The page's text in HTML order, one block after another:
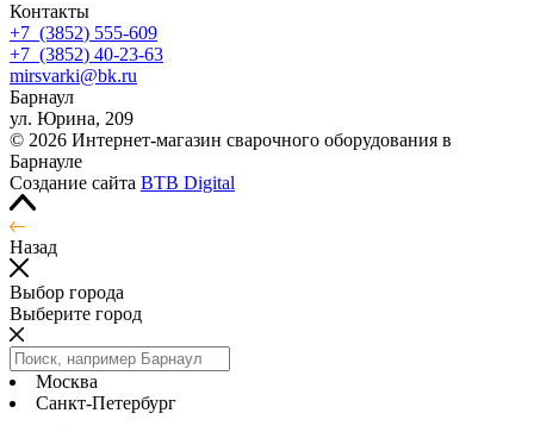
Контакты
+7 (3852) 555-609
+7 (3852) 40-23-63
mirsvarki@bk.ru
Барнаул
ул. Юрина, 209
© 2026 Интернет-магазин сварочного оборудования в
Барнауле
Создание сайта BTB Digital
Назад
Выбор города
Выберите город
Москва
Санкт-Петербург